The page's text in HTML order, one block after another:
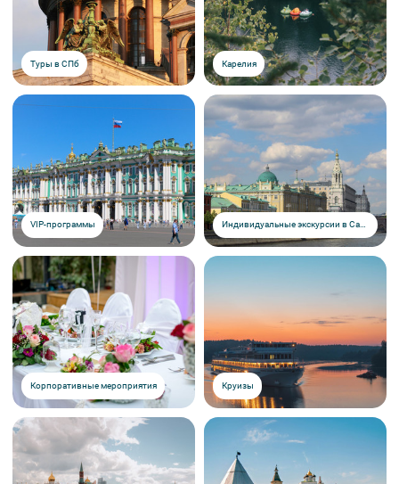
Туры в СПб Карелия
VIP-программы Индивидуальные экскурсии в Санкт-Петербурге
Корпоративные мероприятия Круизы